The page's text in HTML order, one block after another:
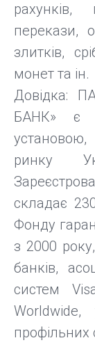
перекази,
злитків,
монет та ін.
Довідка:
БАНК» є
ринку
складає
Фонду
з 2000
банків,
систем
Worldwide,
профільних